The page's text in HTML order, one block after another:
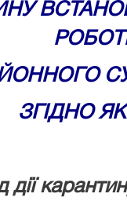
ЗГІДНО
дії